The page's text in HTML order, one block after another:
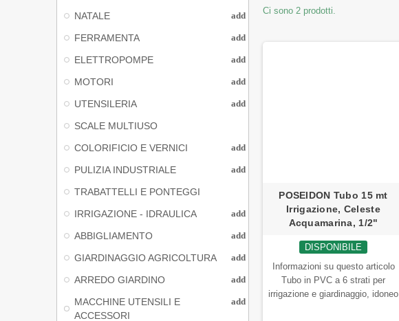
NATALE
add
FERRAMENTA add
ELETTROPOMPE add
MOTORI add
UTENSILERIA add
SCALE MULTIUSO
COLORIFICIO E VERNICI
add
PULIZIA INDUSTRIALE add
TRABATTELLI E PONTEGGI
IRRIGAZIONE - IDRAULICA
add
ABBIGLIAMENTO add
GIARDINAGGIO AGRICOLTURA add
ARREDO GIARDINO add
MACCHINE UTENSILI E
ACCESSORI
add
Ci sono 2 prodotti.
POSEIDON Tubo 15 mt
Irrigazione, Celeste
Acquamarina, 1/2"
DISPONIBILE
Informazioni su questo articolo
Tubo in PVC a 6 strati per
irrigazione e giardinaggio, idoneo